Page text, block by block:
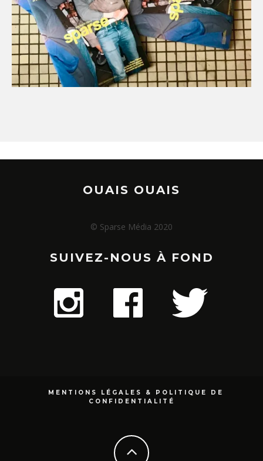
OUAIS OUAIS
© Sparse Média 2020
SUIVEZ-NOUS À FOND
MENTIONS LÉGALES & POLITIQUE DE
CONFIDENTIALITÉ